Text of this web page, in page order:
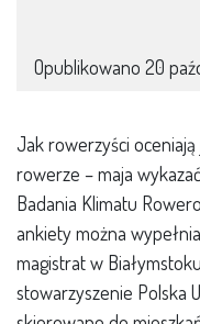
Opublikowano 20
Jak rowerzyści
rowerze – maja
Badania Klimatu
ankiety można
magistrat w
stowarzyszenie Polska